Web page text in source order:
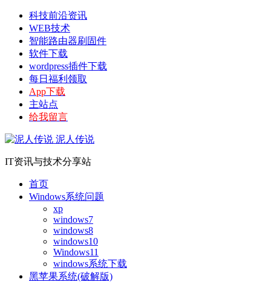
科技前沿资讯
WEB技术
智能路由器刷固件
软件下载
wordpress插件下载
每日福利领取
App下载
主站点
给我留言
泥人传说
IT资讯与技术分享站
首页
Windows系统问题
xp
windows7
windows8
windows10
Windows11
windows系统下载
黑苹果系统(破解版)